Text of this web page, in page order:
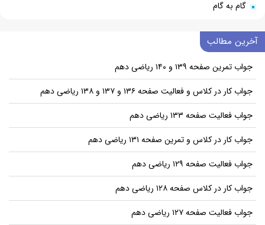
گام به گام
آخرین مطالب
جواب تمرین صفحه ۱۳۹ و ۱۴۰ ریاضی دهم
جواب کار در کلاس و فعالیت صفحه ۱۳۶ و ۱۳۷ و ۱۳۸ ریاضی دهم
جواب فعالیت صفحه ۱۳۳ ریاضی دهم
جواب کار در کلاس و تمرین صفحه ۱۳۱ ریاضی دهم
جواب فعالیت صفحه ۱۲۹ ریاضی دهم
جواب کار در کلاس صفحه ۱۲۸ ریاضی دهم
جواب فعالیت صفحه ۱۲۷ ریاضی دهم